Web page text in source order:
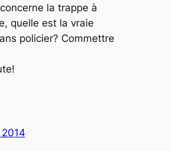
la trappe à
quelle est la vraie
policier? Commettre